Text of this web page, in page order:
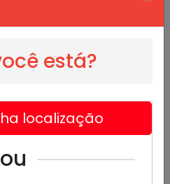
está?
localização
ou
entrega .